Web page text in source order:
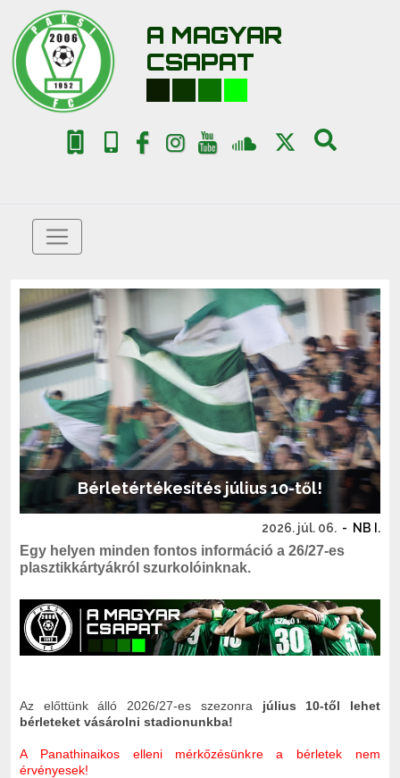
A MAGYAR
CSAPAT
Bérletértékesítés július 10-től!
2026. júl. 06. - NB I.
Egy helyen minden fontos információ a 26/27-es
plasztikkártyákról szurkolóinknak.
Az előttünk álló 2026/27-es szezonra július 10-től lehet
bérleteket vásárolni stadionunkba!
A Panathinaikos elleni mérkőzésünkre a bérletek nem
érvényesek!